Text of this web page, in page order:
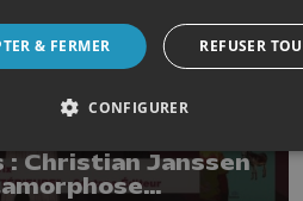
19/05/2026
: Christian Janssen
& FERMER REFUSER
CONFIGURER